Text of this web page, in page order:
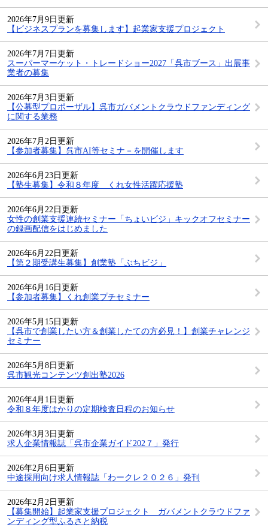
2026年7月9日更新
【ビジネスプランを募集します】起業家支援プロジェクト
2026年7月7日更新
スーパーマーケット・トレードショー2027「呉市ブース」出展事
業者の募集
2026年7月3日更新
【公募型プロポーザル】呉市ガバメントクラウドファンディング
に関する業務
2026年7月2日更新
【参加者募集】呉市AI等セミナ－を開催します
2026年6月23日更新
【塾生募集】令和８年度 くれ女性活躍応援塾
2026年6月22日更新
女性の創業支援連続セミナー「ちょいビジ」キックオフセミナー
の録画配信をはじめました
2026年6月22日更新
【第２期受講生募集】創業塾「ぶちビジ」
2026年6月16日更新
【参加者募集】くれ創業プチセミナー
2026年5月15日更新
【呉市で創業したい方＆創業したての方必見！】創業チャレンジ
セミナー
2026年5月8日更新
呉市観光コンテンツ創出塾2026
2026年4月1日更新
令和８年度はかりの定期検査日程のお知らせ
2026年3月3日更新
求人企業情報誌「呉市企業ガイド202７」発行
2026年2月6日更新
中途採用向け求人情報誌「わークレ２０２６」発刊
2026年2月2日更新
【募集開始】起業家支援プロジェクト ガバメントクラウドファ
ンディング型ふるさと納税